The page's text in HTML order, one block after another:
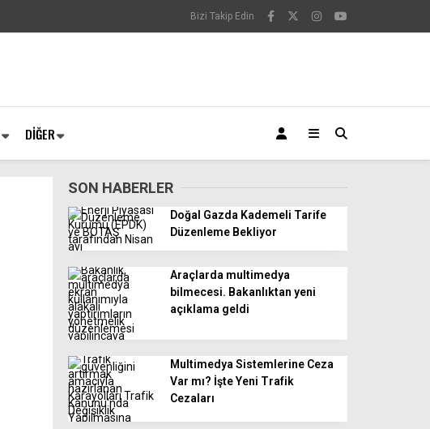
Bizi Takip Edin
DİĞER
SON HABERLER
Doğal Gazda Kademeli Tarife
Düzenleme Bekliyor
Araçlarda multimedya
bilmecesi. Bakanlıktan yeni
açıklama geldi
Multimedya Sistemlerine Ceza
Var mı? İşte Yeni Trafik
Cezaları